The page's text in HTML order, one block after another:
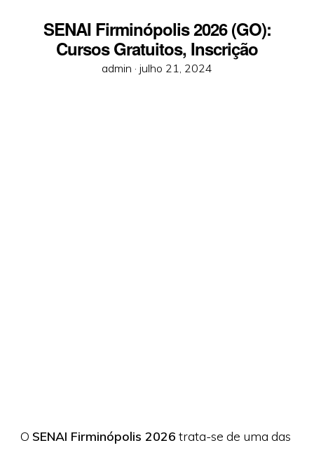
SENAI Firminópolis 2026 (GO):
Cursos Gratuitos, Inscrição
admin · Posted
julho 21, 2024
O SENAI Firminópolis 2026 trata-se de uma das